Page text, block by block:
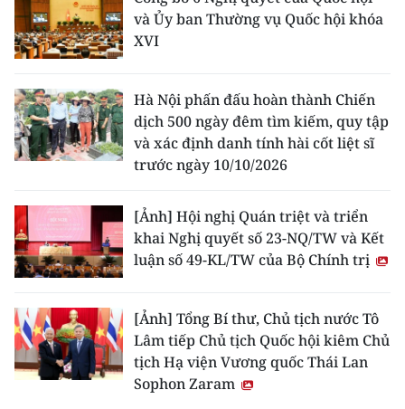
và Ủy ban Thường vụ Quốc hội khóa
XVI
Hà Nội phấn đấu hoàn thành Chiến
dịch 500 ngày đêm tìm kiếm, quy tập
và xác định danh tính hài cốt liệt sĩ
trước ngày 10/10/2026
[Ảnh] Hội nghị Quán triệt và triển
khai Nghị quyết số 23-NQ/TW và Kết
luận số 49-KL/TW của Bộ Chính trị
[Ảnh] Tổng Bí thư, Chủ tịch nước Tô
Lâm tiếp Chủ tịch Quốc hội kiêm Chủ
tịch Hạ viện Vương quốc Thái Lan
Sophon Zaram